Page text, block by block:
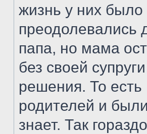
жизнь у них
преодолевались
папа, но мама
без своей
решения. То
родителей и
знает. Так